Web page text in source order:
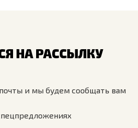
НА РАССЫЛКУ
и мы будем сообщать вам